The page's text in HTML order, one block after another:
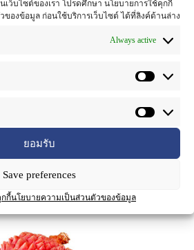
ว็บไซต์ของเรา โปรดศึกษา นโยบายการใช้คุกกี้
ของข้อมูล ก่อนใช้บริการเว็บไซต์ ได้ที่ลิงค์ด้านล่าง
Always active
ยอมรับ
Save preferences
กี้นโยบายความเป็นส่วนตัวของข้อมูล
เมตร ปัจจุบันมีการปลูกลิ้นจี่อย่างแพร่
นนำเมล็ดลิ้นจี่มาสกัดเพื่อใช้เป็นยาตั้ง
อาหาร และอาการปวดเอว เป็นต้น
สกัด ประกอบไปด้วย Saponin, Tanin,
เป็นต้น